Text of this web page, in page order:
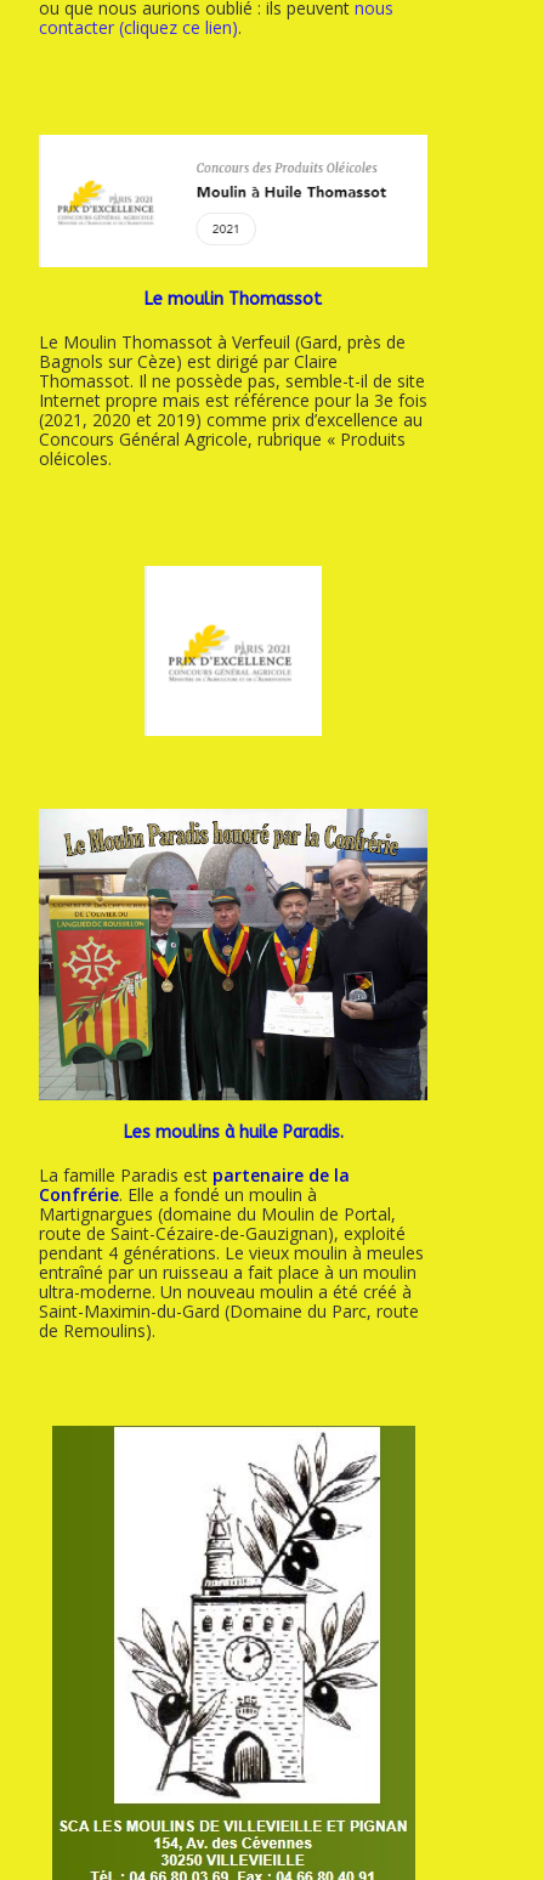
ou que nous aurions oublié : ils peuventnous
contacter (cliquez ce lien).
Le moulin Thomassot
Le Moulin Thomassot à Verfeuil (Gard, près de
Bagnols sur Cèze) est dirigé par Claire
Thomassot. Il ne possède pas, semble-t-il de site
Internet propre mais est référence pour la 3e fois
(2021, 2020 et 2019) comme prix d’excellence au
Concours Général Agricole, rubrique « Produits
oléicoles.
Les moulins à huile Paradis.
La famille Paradis est partenaire de la
Confrérie. Elle a fondé un moulin à
Martignargues (domaine du Moulin de Portal,
route de Saint-Cézaire-de-Gauzignan), exploité
pendant 4 générations. Le vieux moulin à meules
entraîné par un ruisseau a fait place à un moulin
ultra-moderne. Un nouveau moulin a été créé à
Saint-Maximin-du-Gard (Domaine du Parc, route
de Remoulins).